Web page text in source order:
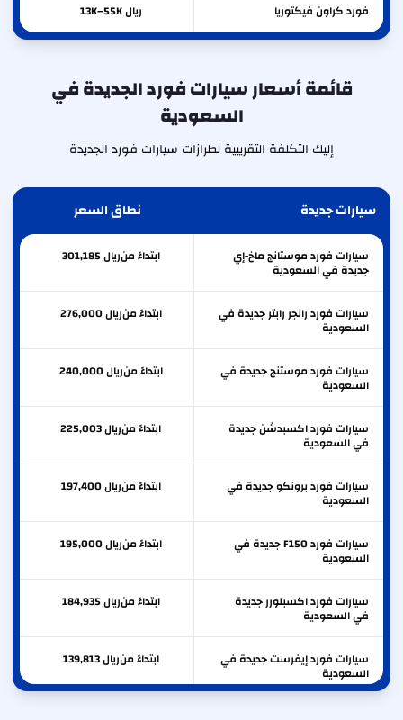
فورد كراون فيكتوريا ريال 13K–55K
قائمة أسعار سيارات فورد الجديدة في
السعودية
إليك التكلفة التقريبية لطرازات سيارات فورد الجديدة
سيارات جديدة نطاق السعر
سيارات فورد موستانج ماخ-إي
جديدة في السعودية
ابتداءً من 301,185ريال
سيارات فورد رانجر رابتر جديدة في
السعودية
ابتداءً من 276,000ريال
سيارات فورد موستنج جديدة في
السعودية
ابتداءً من 240,000ريال
سيارات فورد اكسبدشن جديدة
في السعودية
ابتداءً من 225,003ريال
سيارات فورد برونكو جديدة في
السعودية
ابتداءً من 197,400ريال
سيارات فورد F150 جديدة في
السعودية
ابتداءً من 195,000ريال
سيارات فورد اكسبلورر جديدة
في السعودية
ابتداءً من 184,935ريال
سيارات فورد إيفرست جديدة في
السعودية
ابتداءً من 139,813ريال